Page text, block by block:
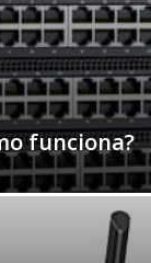
funciona?